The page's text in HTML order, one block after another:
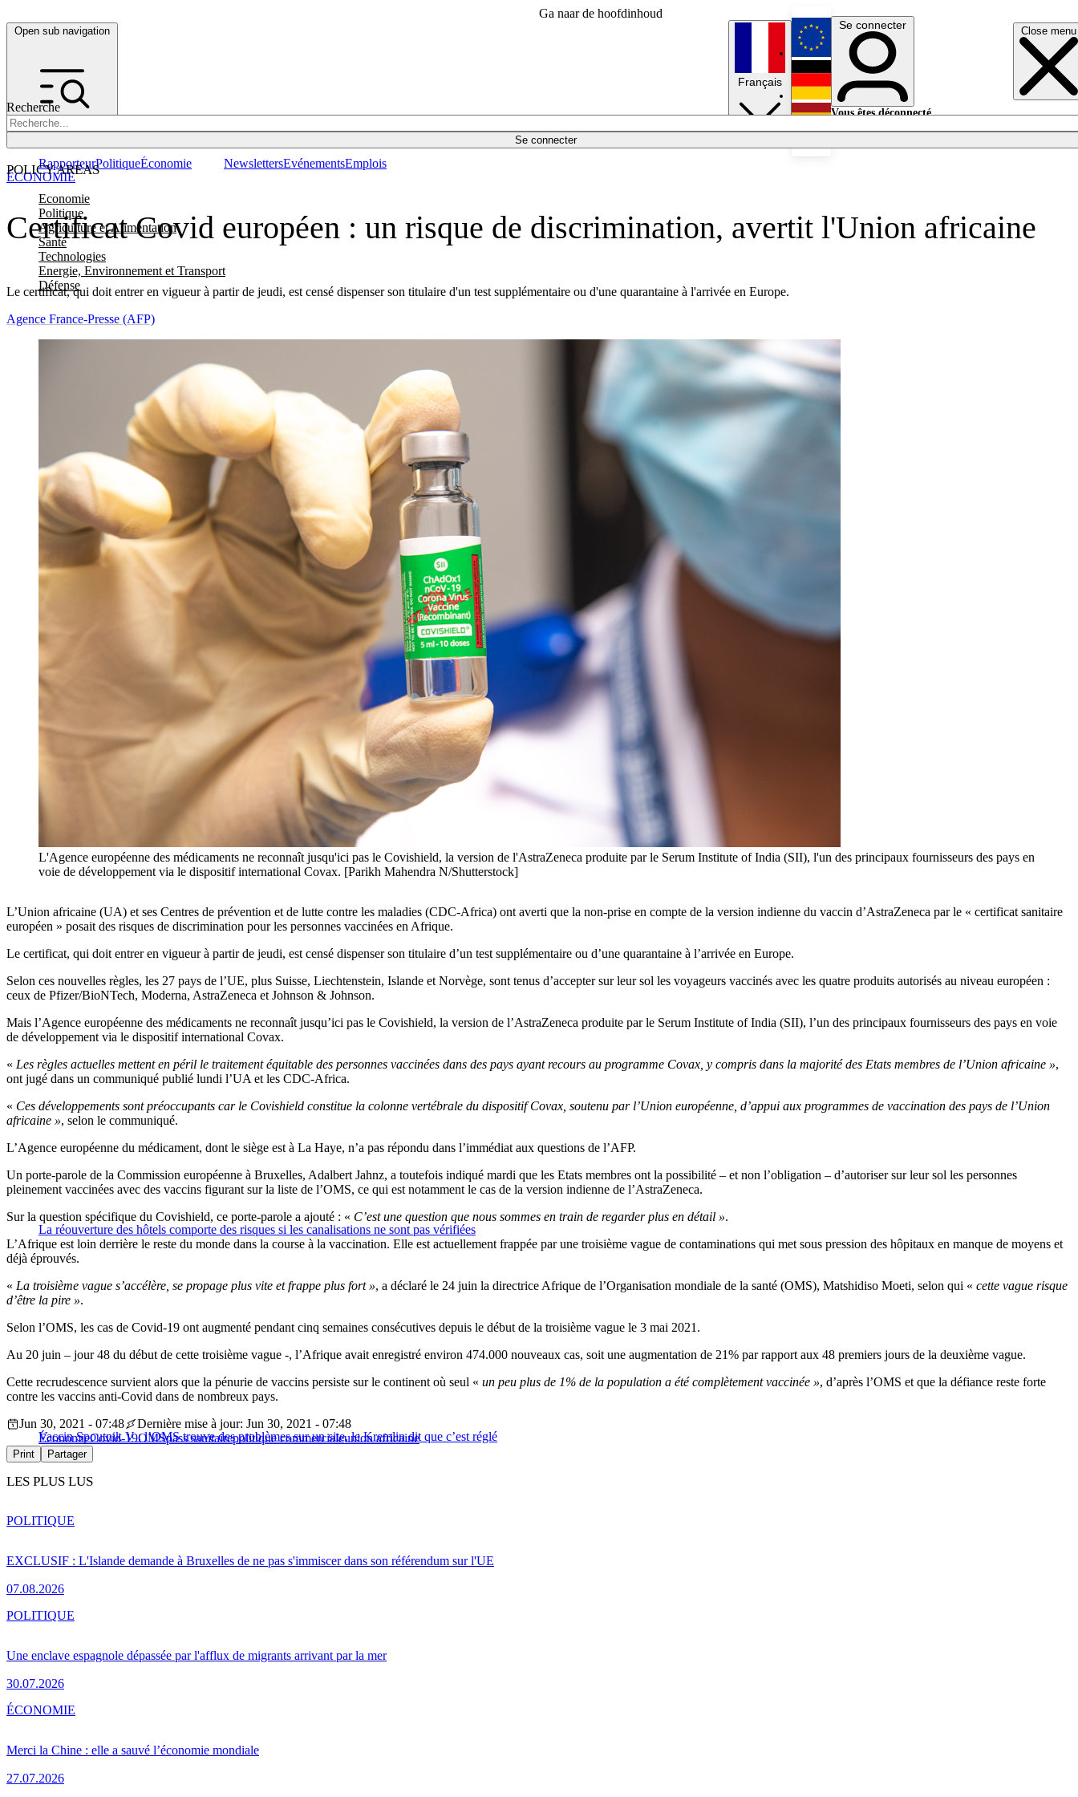
Ga naar de hoofdinhoud
Open sub navigation Close menu
Recherche
Se connecter
POLICY AREAS
Economie
Politique
Agriculture et Alimentation
Santé
Technologies
Energie, Environnement et Transport
Défense
RapporteurPolitiqueÉconomie NewslettersEvénementsEmplois
Français
English
Deutsch
Se connecter
Vous êtes déconnecté.
Certificat Covid européen : un risque de discrimination, avertit l'Union africaine
Le certificat, qui doit entrer en vigueur à partir de jeudi, est censé dispenser son titulaire d'un test supplémentaire ou d'une quarantaine à l'arrivée en Europe.
ÉCONOMIE
Agence France-Presse (AFP)
L'Agence européenne des médicaments ne reconnaît jusqu'ici pas le Covishield, la version de l'AstraZeneca produite par le Serum Institute of India (SII), l'un des principaux fournisseurs des pays en
voie de développement via le dispositif international Covax. [Parikh Mahendra N/Shutterstock]
L’Union africaine (UA) et ses Centres de prévention et de lutte contre les maladies (CDC-Africa) ont averti que la non-prise en compte de la version indienne du vaccin d’AstraZeneca par le « certificat sanitaire
européen » posait des risques de discrimination pour les personnes vaccinées en Afrique.
Le certificat, qui doit entrer en vigueur à partir de jeudi, est censé dispenser son titulaire d’un test supplémentaire ou d’une quarantaine à l’arrivée en Europe.
Selon ces nouvelles règles, les 27 pays de l’UE, plus Suisse, Liechtenstein, Islande et Norvège, sont tenus d’accepter sur leur sol les voyageurs vaccinés avec les quatre produits autorisés au niveau européen :
ceux de Pfizer/BioNTech, Moderna, AstraZeneca et Johnson & Johnson.
Mais l’Agence européenne des médicaments ne reconnaît jusqu’ici pas le Covishield, la version de l’AstraZeneca produite par le Serum Institute of India (SII), l’un des principaux fournisseurs des pays en voie
de développement via le dispositif international Covax.
« Les règles actuelles mettent en péril le traitement équitable des personnes vaccinées dans des pays ayant recours au programme Covax, y compris dans la majorité des Etats membres de l’Union africaine »,
ont jugé dans un communiqué publié lundi l’UA et les CDC-Africa.
« Ces développements sont préoccupants car le Covishield constitue la colonne vertébrale du dispositif Covax, soutenu par l’Union européenne, d’appui aux programmes de vaccination des pays de l’Union
africaine », selon le communiqué.
L’Agence européenne du médicament, dont le siège est à La Haye, n’a pas répondu dans l’immédiat aux questions de l’AFP.
Un porte-parole de la Commission européenne à Bruxelles, Adalbert Jahnz, a toutefois indiqué mardi que les Etats membres ont la possibilité – et non l’obligation – d’autoriser sur leur sol les personnes
pleinement vaccinées avec des vaccins figurant sur la liste de l’OMS, ce qui est notamment le cas de la version indienne de l’AstraZeneca.
La réouverture des hôtels comporte des risques si les canalisations ne sont pas vérifiées
Sur la question spécifique du Covishield, ce porte-parole a ajouté : « C’est une question que nous sommes en train de regarder plus en détail ».
L’Afrique est loin derrière le reste du monde dans la course à la vaccination. Elle est actuellement frappée par une troisième vague de contaminations qui met sous pression des hôpitaux en manque de moyens et
déjà éprouvés.
« La troisième vague s’accélère, se propage plus vite et frappe plus fort », a déclaré le 24 juin la directrice Afrique de l’Organisation mondiale de la santé (OMS), Matshidiso Moeti, selon qui « cette vague risque
d’être la pire ».
Selon l’OMS, les cas de Covid-19 ont augmenté pendant cinq semaines consécutives depuis le début de la troisième vague le 3 mai 2021.
Au 20 juin – jour 48 du début de cette troisième vague -, l’Afrique avait enregistré environ 474.000 nouveaux cas, soit une augmentation de 21% par rapport aux 48 premiers jours de la deuxième vague.
Cette recrudescence survient alors que la pénurie de vaccins persiste sur le continent où seul « un peu plus de 1% de la population a été complètement vaccinée », d’après l’OMS et que la défiance reste forte
contre les vaccins anti-Covid dans de nombreux pays.
Vaccin Spoutnik V : l’OMS trouve des problèmes sur un site, le Kremlin dit que c’est réglé
Jun 30, 2021 - 07:48
Dernière mise à jour: Jun 30, 2021 - 07:48
ÉconomieCovid-19OMSpass sanitairepolitique commercialeunion africaine
Print Partager
LES PLUS LUS
EXCLUSIF : L'Islande demande à Bruxelles de ne pas s'immiscer dans son référendum sur l'UE
07.08.2026
POLITIQUE
Une enclave espagnole dépassée par l'afflux de migrants arrivant par la mer
30.07.2026
POLITIQUE
Merci la Chine : elle a sauvé l’économie mondiale
27.07.2026
ÉCONOMIE